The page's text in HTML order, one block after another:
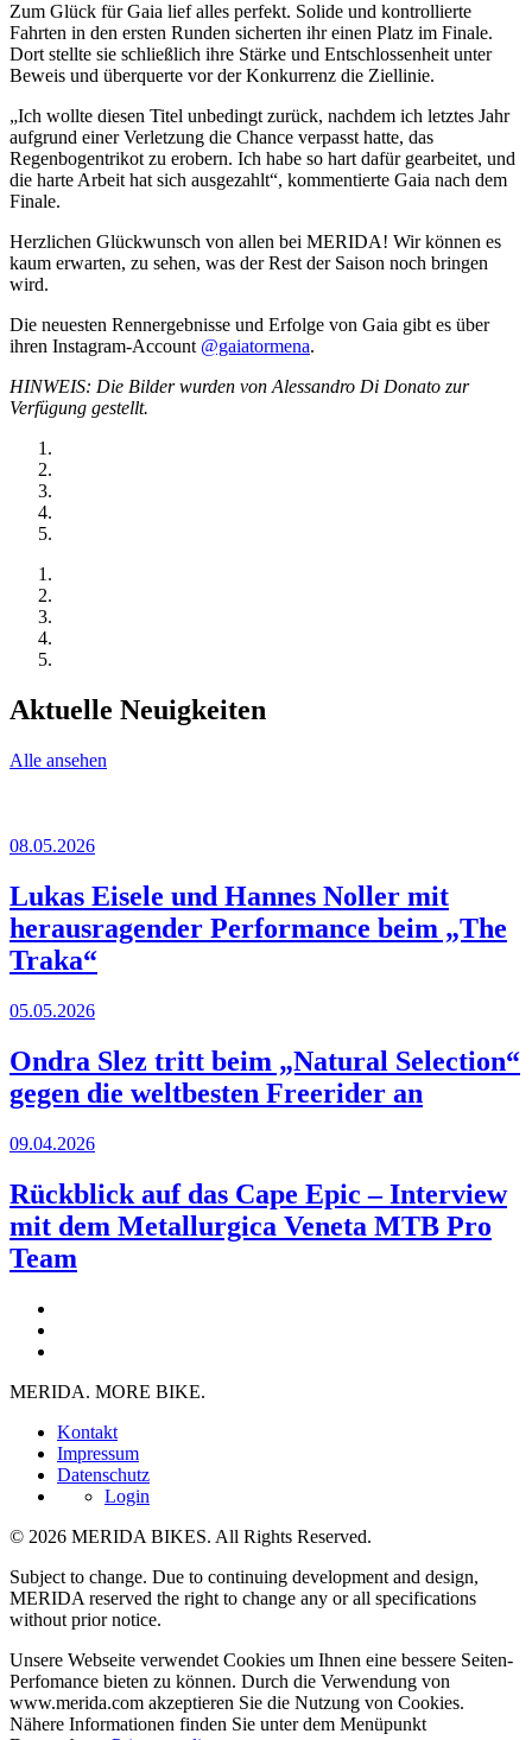
Zum Glück für Gaia lief alles perfekt. Solide und kontrollierte
Fahrten in den ersten Runden sicherten ihr einen Platz im Finale.
Dort stellte sie schließlich ihre Stärke und Entschlossenheit unter
Beweis und überquerte vor der Konkurrenz die Ziellinie.
„Ich wollte diesen Titel unbedingt zurück, nachdem ich letztes Jahr
aufgrund einer Verletzung die Chance verpasst hatte, das
Regenbogentrikot zu erobern. Ich habe so hart dafür gearbeitet, und
die harte Arbeit hat sich ausgezahlt“, kommentierte Gaia nach dem
Finale.
Herzlichen Glückwunsch von allen bei MERIDA! Wir können es
kaum erwarten, zu sehen, was der Rest der Saison noch bringen
wird.
Die neuesten Rennergebnisse und Erfolge von Gaia gibt es über
ihren Instagram-Account @gaiatormena.
HINWEIS: Die Bilder wurden von Alessandro Di Donato zur
Verfügung gestellt.
Aktuelle Neuigkeiten
Alle ansehen
08.05.2026
Lukas Eisele und Hannes Noller mit
herausragender Performance beim „The
Traka“
05.05.2026
Ondra Slez tritt beim „Natural Selection“
gegen die weltbesten Freerider an
09.04.2026
Rückblick auf das Cape Epic – Interview
mit dem Metallurgica Veneta MTB Pro
Team
MERIDA. MORE BIKE.
Kontakt
Impressum
Datenschutz
Login
© 2026 MERIDA BIKES. All Rights Reserved.
Subject to change. Due to continuing development and design,
MERIDA reserved the right to change any or all specifications
without prior notice.
Unsere Webseite verwendet Cookies um Ihnen eine bessere Seiten-
Perfomance bieten zu können. Durch die Verwendung von
www.merida.com akzeptieren Sie die Nutzung von Cookies.
Nähere Informationen finden Sie unter dem Menüpunkt